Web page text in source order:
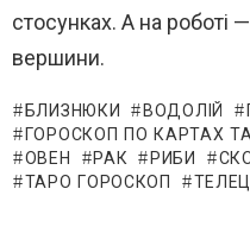
стосунках. А на роботі
вершини.
БЛИЗНЮКИ ВОДОЛІЙ
ГОРОСКОП ПО КАРТАХ
ОВЕН
РАК РИБИ
ТАРО ГОРОСКОП